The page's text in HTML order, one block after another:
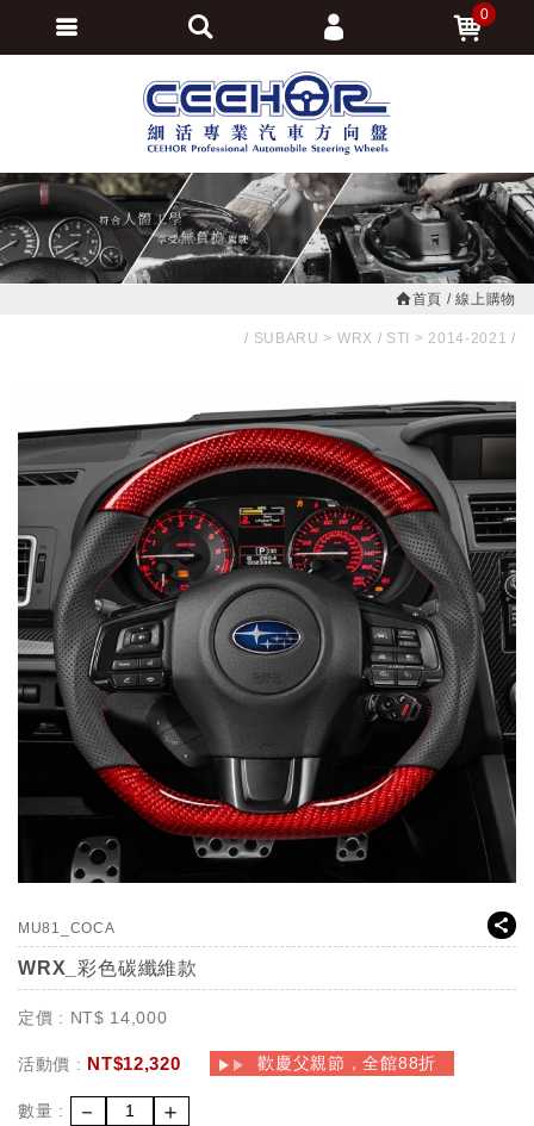
首頁 線上購物
SUBARU WRX / STI 2014-2021
MU81_COCA
WRX_彩色碳纖維款
定價 : NT$ 14,000
活動價 : NT$12,320 歡慶父親節，全館88折
數量 : － ＋
0
會員登入
會員註冊
訂單查詢
追蹤清單
繁體中文